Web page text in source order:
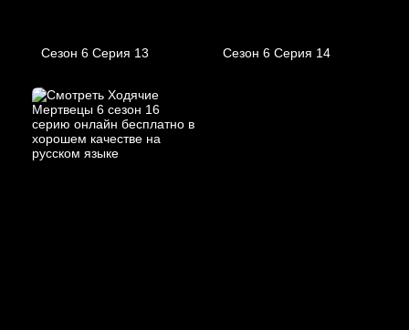
Сезон 6 Серия 13 Сезон 6 Серия 14